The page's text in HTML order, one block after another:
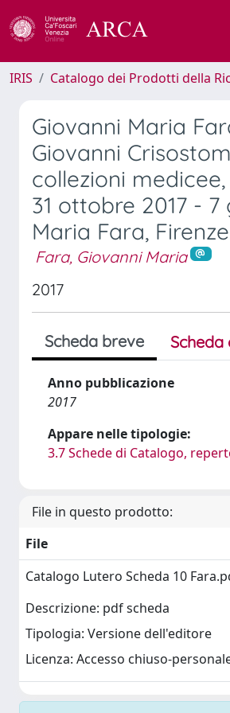
IRIS Catalogo dei Prodotti della
Giovanni Maria
Giovanni
collezioni
31 ottobre 2017 -
Maria Fara,
Fara, Giovanni Maria
2017
Scheda breve
Anno pubblicazione
2017
Appare nelle tipologie:
3.7 Schede di Catalogo,
File in questo prodotto:
File
Catalogo Lutero Scheda 10
Descrizione: pdf scheda
Tipologia: Versione dell'editore
Licenza: Accesso chiuso-